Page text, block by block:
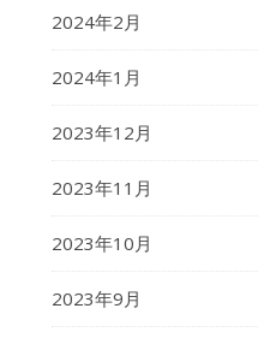
2024年2月
2024年1月
2023年12月
2023年11月
2023年10月
2023年9月